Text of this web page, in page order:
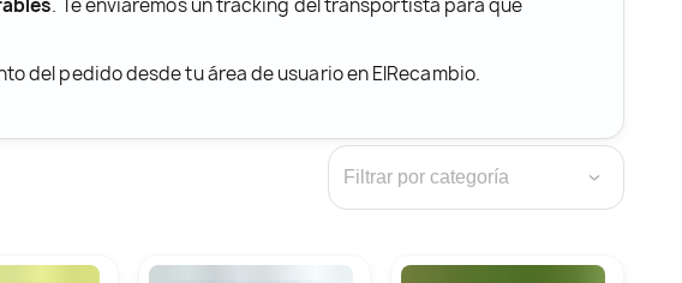
del pedido desde tu área de usuario en ElRecambio.
›